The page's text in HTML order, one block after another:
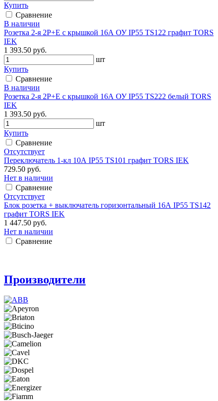
Купить
Сравнение
В наличии
Розетка 2-я 2Р+Е с крышкой 16А ОУ IP55 TS122 графит TORS
IEK
1 393.50 руб.
шт
Купить
Сравнение
В наличии
Розетка 2-я 2Р+Е с крышкой 16А ОУ IP55 TS222 белый TORS
IEK
1 393.50 руб.
шт
Купить
Сравнение
Отсутствует
Переключатель 1-кл 10А IP55 TS101 графит TORS IEK
729.50 руб.
Нет в наличии
Сравнение
Отсутствует
Блок розетка + выключатель горизонтальный 16А IP55 TS142
графит TORS IEK
1 447.50 руб.
Нет в наличии
Сравнение
Производители